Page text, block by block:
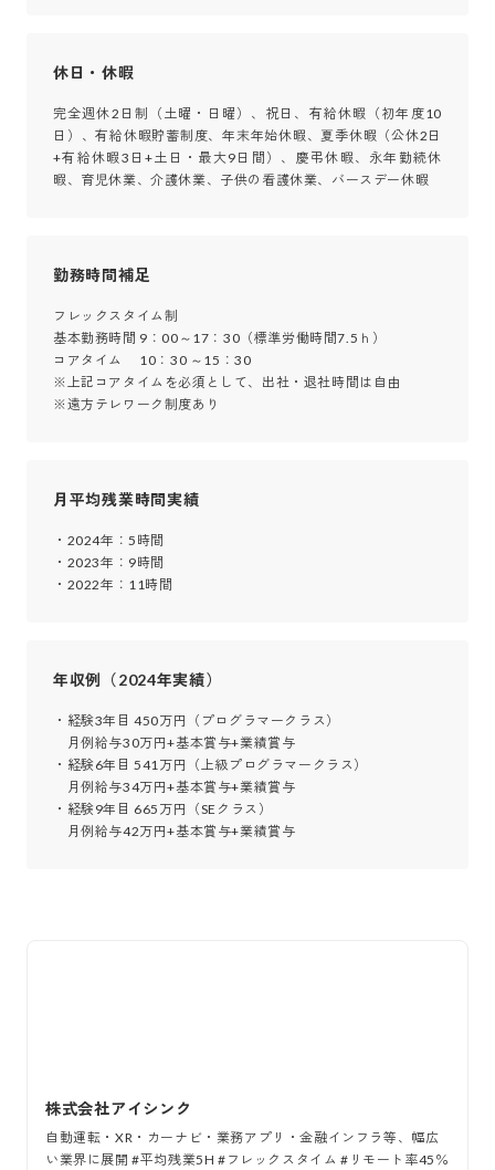
休日・休暇
完全週休2日制（土曜・日曜）、祝日、有給休暇（初年度10
日）、有給休暇貯蓄制度、年末年始休暇、夏季休暇（公休2日
+有給休暇3日+土日・最大9日間）、慶弔休暇、永年勤続休
暇、育児休業、介護休業、子供の看護休業、バースデー休暇
勤務時間補足
フレックスタイム制
基本勤務時間 9：00～17：30（標準労働時間7.5ｈ）
コアタイム　 10：30 ～15：30
※上記コアタイムを必須として、出社・退社時間は自由
※遠方テレワーク制度あり
月平均残業時間実績
・2024年：5時間
・2023年：9時間
・2022年：11時間
年収例（2024年実績）
・経験3年目 450万円（プログラマークラス）
月例給与30万円+基本賞与+業績賞与
・経験6年目 541万円（上級プログラマークラス）
月例給与34万円+基本賞与+業績賞与
・経験9年目 665万円（SEクラス）
月例給与42万円+基本賞与+業績賞与
株式会社アイシンク
自動運転・XR・カーナビ・業務アプリ・金融インフラ等、幅広
い業界に展開 #平均残業5H #フレックスタイム #リモート率45％